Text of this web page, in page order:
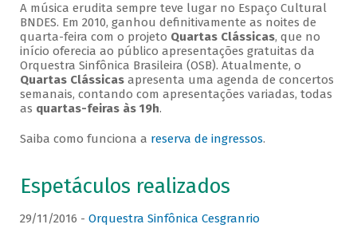
A música erudita sempre teve lugar no Espaço Cultural
BNDES. Em 2010, ganhou definitivamente as noites de
quarta-feira com o projeto Quartas Clássicas, que no
início oferecia ao público apresentações gratuitas da
Orquestra Sinfônica Brasileira (OSB). Atualmente, o
Quartas Clássicasapresenta uma agenda de concertos
semanais, contando com apresentações variadas, todas
as quartas-feiras às 19h.
Saiba como funciona a reserva de ingressos.
Espetáculos realizados
29/11/2016 - Orquestra Sinfônica Cesgranrio